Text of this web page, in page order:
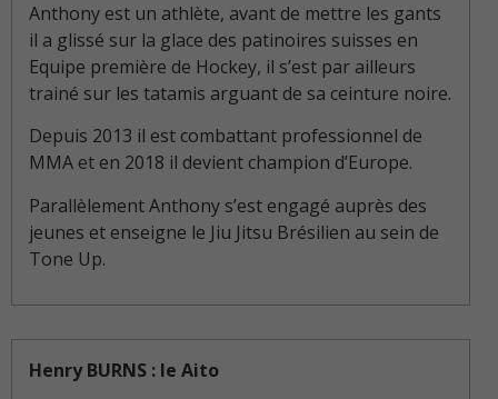
Anthony est un athlète, avant de mettre les gants
il a glissé sur la glace des patinoires suisses en
Equipe première de Hockey, il s’est par ailleurs
trainé sur les tatamis arguant de sa ceinture noire.
Depuis 2013 il est combattant professionnel de
MMA et en 2018 il devient champion d’Europe.
Parallèlement Anthony s’est engagé auprès des
jeunes et enseigne le Jiu Jitsu Brésilien au sein de
Tone Up.
Henry BURNS : le Aito